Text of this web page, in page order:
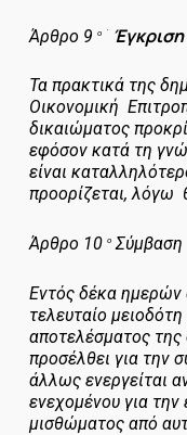
Άρθρο 9 ο ΄
Τα πρακτικά της
Οικονομική
δικαιώματος
εφόσον κατά τη
είναι
προορίζεται, λόγω
Άρθρο 10 ο Σύμβαση
Εντός δέκα ημερών
τελευταίο
αποτελέσματος της
προσέλθει για την
άλλως ενεργείται
ενεχομένου για
μισθώματος από